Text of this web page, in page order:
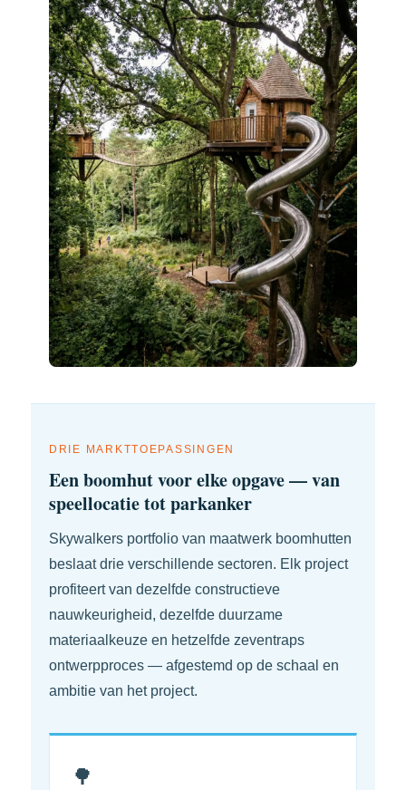
DRIE MARKTTOEPASSINGEN
Een boomhut voor elke opgave — van
speellocatie tot parkanker
Skywalkers portfolio van maatwerk boomhutten
beslaat drie verschillende sectoren. Elk project
profiteert van dezelfde constructieve
nauwkeurigheid, dezelfde duurzame
materiaalkeuze en hetzelfde zeventraps
ontwerpproces — afgestemd op de schaal en
ambitie van het project.
🌳